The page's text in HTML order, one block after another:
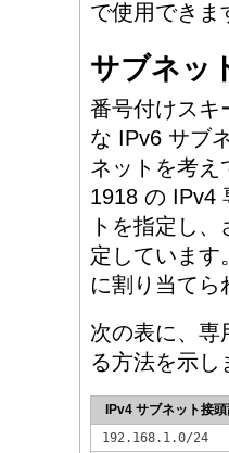
で使用できま
サブネッ
番号付けスキ
な IPv6 サブ
ネットを考え
1918 の IPv4
トを指定し
定していま
に割り当てら
次の表に、専
る方法を示し
IPv4 サブネット接
192.168.1.0/24